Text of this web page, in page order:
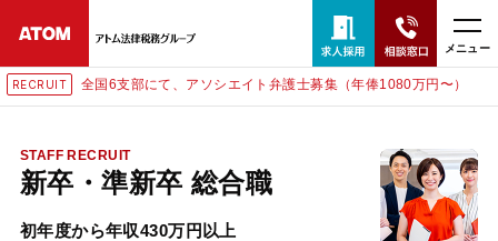
メニュー
RECRUIT 全国6支部にて、アソシエイト弁護士募集（年俸1080万円〜）
STAFF RECRUIT
新卒・準新卒 総合職
初年度から年収430万円以上
24時間365日全国対応
無料相談窓口はこちら
電話・LINE・メールで相談予約受付中